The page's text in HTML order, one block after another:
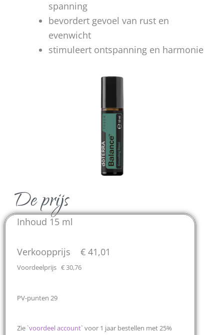
spanning
bevordert gevoel van rust en
evenwicht
stimuleert ontspanning en harmonie
De prijs
Inhoud 15 ml
Verkoopprijs € 41,01
Voordeelprijs € 30,76
PV-punten 29
Zie`voordeel account` voor 1 jaar bestellen met 25%